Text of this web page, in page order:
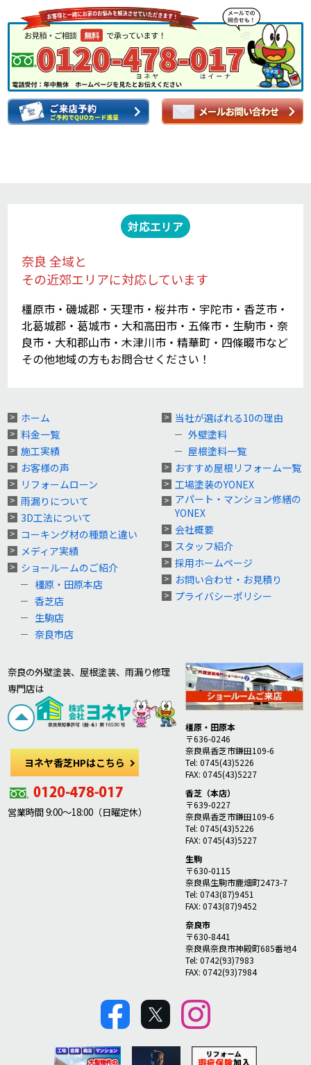
工場倉庫改修 アパート・マンション修繕
見積もりシミュレーション
対応エリア
奈良 全域と
その近郊エリアに対応しています
橿原市・磯城郡・天理市・桜井市・宇陀市・香芝市・
北葛城郡・葛城市・大和高田市・五條市・生駒市・奈
良市・大和郡山市・木津川市・精華町・四條畷市など
その他地域の方もお問合せください！
ホーム
料金一覧
施工実績
お客様の声
リフォームローン
雨漏りについて
3D工法について
コーキング材の種類と違い
メディア実績
ショールームのご紹介
橿原・田原本店
香芝店
生駒店
奈良市店
当社が選ばれる10の理由
外壁塗料
屋根塗料一覧
おすすめ屋根リフォーム一覧
工場塗装のYONEX
アパート・マンション修繕の
YONEX
会社概要
スタッフ紹介
採用ホームページ
お問い合わせ・お見積り
プライバシーポリシー
奈良の外壁塗装、屋根塗装、雨漏り修理
専門店は
ヨネヤ香芝HPはこちら
営業時間 9:00～18:00（日曜定休）
橿原・田原本
〒636-0246
奈良県香芝市鎌田109-6
Tel: 0745(43)5226
FAX: 0745(43)5227
香芝（本店）
〒639-0227
奈良県香芝市鎌田109-6
Tel: 0745(43)5226
FAX: 0745(43)5227
生駒
〒630-0115
奈良県生駒市鹿畑町2473-7
Tel: 0743(87)9451
FAX: 0743(87)9452
奈良市
〒630-8441
奈良県奈良市神殿町685番地4
Tel: 0742(93)7983
FAX: 0742(93)7984